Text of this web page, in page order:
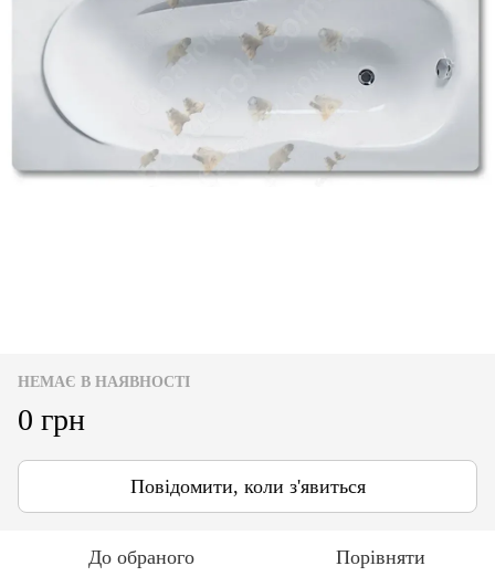
НЕМАЄ В НАЯВНОСТІ
0 грн
Повідомити, коли з'явиться
До обраного Порівняти